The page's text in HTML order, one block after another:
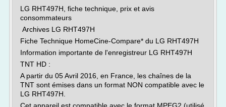
LG RHT497H, fiche technique, prix et avis
consommateurs
Archives LG RHT497H
Fiche Technique HomeCine-Compare* du LG RHT497H
Information importante de l'enregistreur LG RHT497H
TNT HD :
A partir du 05 Avril 2016, en France, les chaînes de la
TNT sont émises dans un format NON compatible avec le
LG RHT497H.